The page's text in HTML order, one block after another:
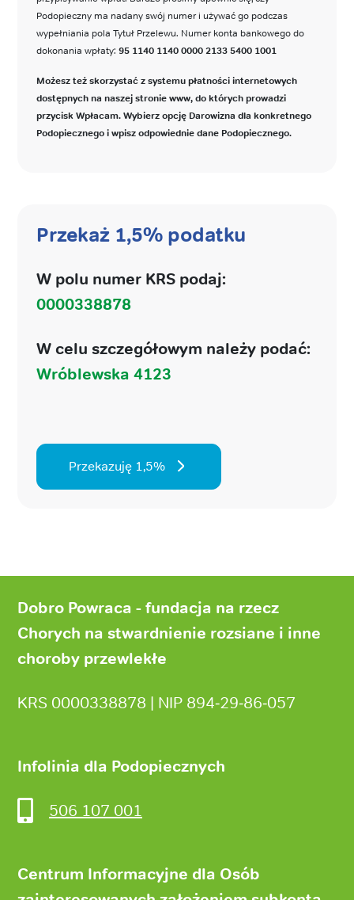
Podopieczny ma nadany swój numer i używać go podczas
wypełniania pola Tytuł Przelewu. Numer konta bankowego do
dokonania wpłaty: 95 1140 1140 0000 2133 5400 1001
Możesz też skorzystać z systemu płatności internetowych
dostępnych na naszej stronie www, do których prowadzi
przycisk Wpłacam. Wybierz opcję Darowizna dla konkretnego
Podopiecznego i wpisz odpowiednie dane Podopiecznego.
Przekaż 1,5% podatku
W polu numer KRS podaj:
0000338878
W celu szczegółowym należy podać:
Wróblewska 4123
Przekazuję 1,5%
stronyDobro Powraca - fundacja na rzecz
Chorych na stwardnienie rozsiane i inne
choroby przewlekłe
KRS 0000338878 | NIP 894‑29‑86‑057
Infolinia dla Podopiecznych
506 107 001
Centrum Informacyjne dla Osób